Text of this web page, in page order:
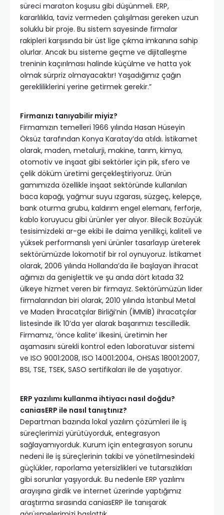
süreci maraton koşusu gibi düşünmeli. ERP,
kararlılıkla, taviz vermeden çalışılması gereken uzun
soluklu bir proje. Bu sistem sayesinde firmalar
rakipleri karşısında bir üst lige çıkma imkanına sahip
olurlar. Ancak bu sisteme geçme ve dijitalleşme
treninin kaçırılması halinde küçülme ve hatta yok
olmak sürpriz olmayacaktır! Yaşadığımız çağın
gerekliliklerini yerine getirmek gerekir.”
Firmanızı tanıyabilir miyiz?
Firmamızın temelleri 1966 yılında Hasan Hüseyin
Öksüz tarafından Konya Karatay’da atıldı. İstikamet
olarak, maden, metalurji, makine, tarım, kimya,
otomotiv ve inşaat gibi sektörler için pik, sfero ve
çelik döküm üretimi gerçekleştiriyoruz. Ürün
gamımızda özellikle inşaat sektöründe kullanılan
baca kapağı, yağmur suyu ızgarası, süzgeç, kelepçe,
bank oturma grubu, kaldırım engel elemanı, ferforje,
kablo koruyucu gibi ürünler yer alıyor. Bilecik Bozüyük
tesisimizdeki ar-ge ekibi ile daima yenilikçi, kaliteli ve
yüksek performanslı yeni ürünler tasarlayıp üreterek
sektörümüzde lokomotif bir rol oynuyoruz. İstikamet
olarak, 2006 yılında Hollanda’da ile başlayan ihracat
ağımızı da genişlettik ve şu anda dört kıtada 32
ülkeye hizmet veren bir firmayız. Sektörümüzün lider
firmalarından biri olarak, 2010 yılında İstanbul Metal
ve Maden İhracatçılar Birliği’nin (İMMİB) ihracatçılar
listesinde ilk 10’da yer alarak başarımızı tescilledik.
Firmamız, ‘önce kalite’ ilkesini, üretimin her
aşamasını sürekli kontrol eden laboratuvar sistemi
ve ISO 9001:2008, ISO 14001:2004, OHSAS 18001:2007,
BSI, TSE, TSEK, SASO sertifikaları ile de yaşatıyor.
ERP yazılımı kullanma ihtiyacı nasıl doğdu?
caniasERP ile nasıl tanıştınız?
Departman bazında lokal yazılım çözümleri ile iş
süreçlerimizi yürütüyorduk, entegrasyon
sağlayamıyorduk. Kurum için entegrasyon sorunu
nedeni ile iş süreçlerinin takibi ve yönetilmesindeki
güçlükler, raporlama yetersizlikleri ve tutarsızlıkları
gibi sorunlar yaşıyorduk. Bu nedenle ERP yazılımı
arayışına girdik ve internet üzerinde yaptığımız
araştırma sırasında caniasERP ile tanışarak